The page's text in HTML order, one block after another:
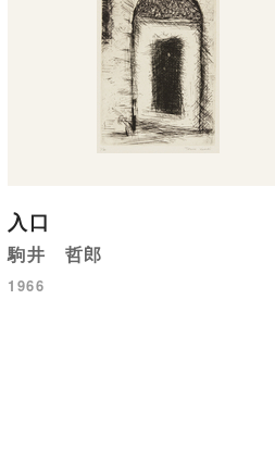
入口
駒井 哲郎
1966